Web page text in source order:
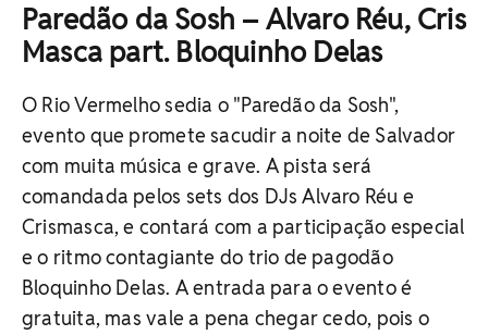
Paredão da Sosh – Alvaro Réu, Cris
Masca part. Bloquinho Delas
O Rio Vermelho sedia o "Paredão da Sosh",
evento que promete sacudir a noite de Salvador
com muita música e grave. A pista será
comandada pelos sets dos DJs Alvaro Réu e
Crismasca, e contará com a participação especial
e o ritmo contagiante do trio de pagodão
Bloquinho Delas. A entrada para o evento é
gratuita, mas vale a pena chegar cedo, pois o